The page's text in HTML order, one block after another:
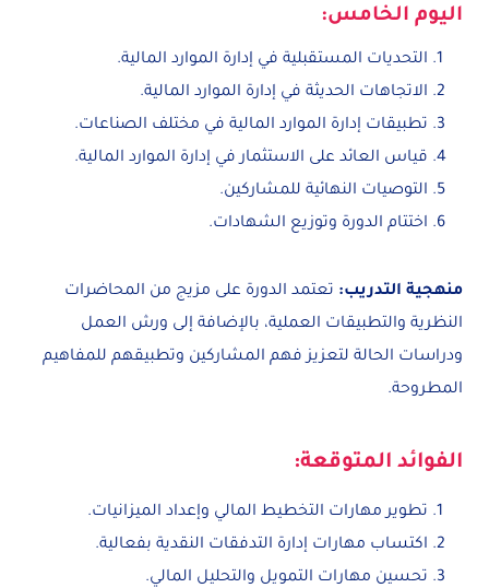
اليوم الخامس:
التحديات المستقبلية في إدارة الموارد المالية.
الاتجاهات الحديثة في إدارة الموارد المالية.
تطبيقات إدارة الموارد المالية في مختلف الصناعات.
قياس العائد على الاستثمار في إدارة الموارد المالية.
التوصيات النهائية للمشاركين.
اختتام الدورة وتوزيع الشهادات.
منهجية التدريب: تعتمد الدورة على مزيج من المحاضرات
النظرية والتطبيقات العملية، بالإضافة إلى ورش العمل
ودراسات الحالة لتعزيز فهم المشاركين وتطبيقهم للمفاهيم
المطروحة.
الفوائد المتوقعة:
تطوير مهارات التخطيط المالي وإعداد الميزانيات.
اكتساب مهارات إدارة التدفقات النقدية بفعالية.
تحسين مهارات التمويل والتحليل المالي.